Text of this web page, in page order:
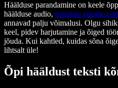
Häälduse parandamine on keele
häälduse audio,
annavad palju võimalusi. Olgu
keel, pidev harjutamine ja õiged
jõuda. Kui kahtled, kuidas sõna
lihtsalt üle!
Õpi hääldust teksti